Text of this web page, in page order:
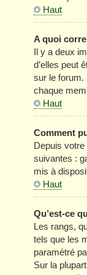
Haut
A quoi
Il y a deux
d’elles peut
sur le forum.
chaque
Haut
Comment
Depuis votre
suivantes :
mis à
Haut
Qu’est-ce
Les rangs,
tels que les
paramétré
Sur la